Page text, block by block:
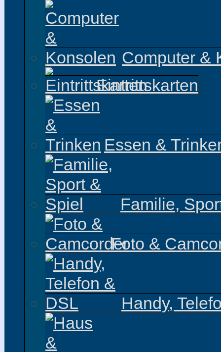
Computer &
Eintrittskarten
Essen &
Familie,
Foto &
Handy,